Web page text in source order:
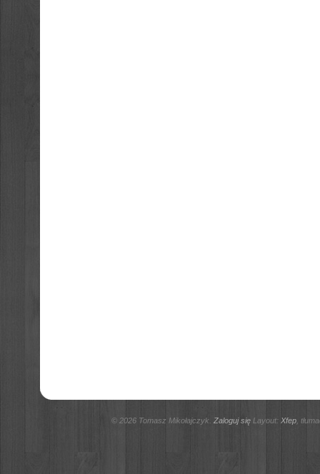
© 2026 Tomasz Mikołajczyk. Zaloguj sięLayout: Xfep,